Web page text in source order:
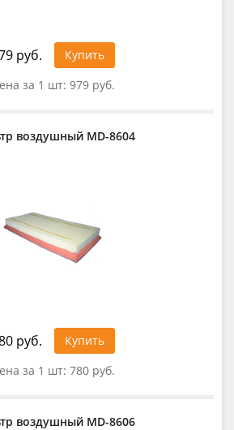
руб.
Купить
за 1 шт: 979 руб.
воздушный MD-8604
руб.
Купить
за 1 шт: 780 руб.
воздушный MD-8606